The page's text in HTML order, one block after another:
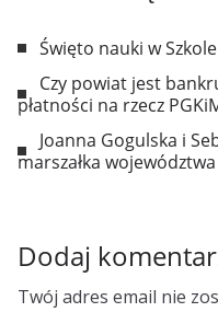
Święto nauki w
Czy powiat jest
płatności na rzecz
Joanna Gogulska i
marszałka województwa
Dodaj
Twój adres email nie